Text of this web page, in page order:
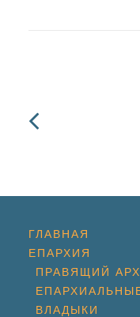
ГЛАВНАЯ
ЕПАРХИЯ
ПРАВЯЩИЙ
ВЛАДЫКИ